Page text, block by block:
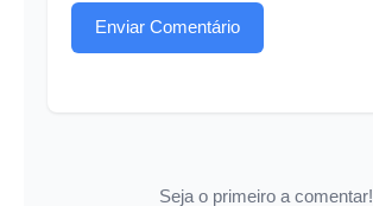
Enviar Comentário
Seja o primeiro a comentar!